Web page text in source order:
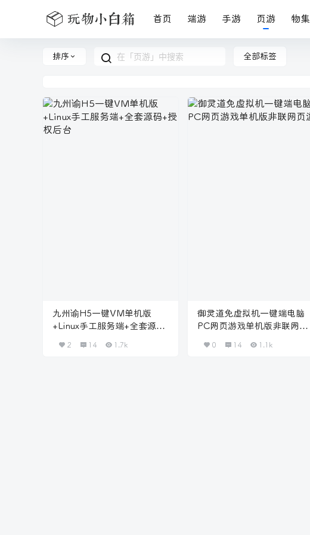
首页 端游 手游 页游 物集
排序 全部标签
九州谕H5一键VM单机版
+Linux手工服务端+全套源码
2 14 1.7k
御灵道免虚拟机一键端电脑
PC网页游戏单机版非联网页
0 14 1.1k